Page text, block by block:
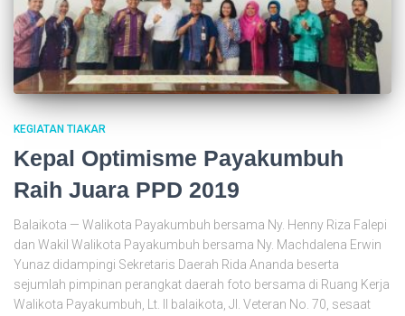
KEGIATAN TIAKAR
Kepal Optimisme Payakumbuh
Raih Juara PPD 2019
Balaikota — Walikota Payakumbuh bersama Ny. Henny Riza Falepi
dan Wakil Walikota Payakumbuh bersama Ny. Machdalena Erwin
Yunaz didampingi Sekretaris Daerah Rida Ananda beserta
sejumlah pimpinan perangkat daerah foto bersama di Ruang Kerja
Walikota Payakumbuh, Lt. II balaikota, Jl. Veteran No. 70, sesaat